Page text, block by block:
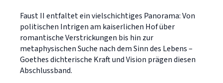
Faust II entfaltet ein vielschichtiges Panorama: Von
politischen Intrigen am kaiserlichen Hof über
romantische Verstrickungen bis hin zur
metaphysischen Suche nach dem Sinn des Lebens –
Goethes dichterische Kraft und Vision prägen diesen
Abschlussband.